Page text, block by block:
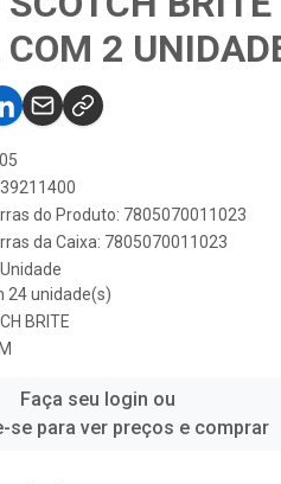
COM 2
do Produto: 7805070011023
da Caixa: 7805070011023
24 unidade(s)
BRITE
Faça seu login ou
se para ver preços e comprar